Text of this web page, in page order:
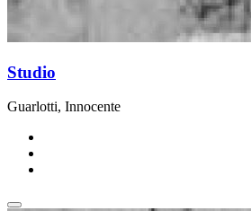
Studio
Guarlotti, Innocente